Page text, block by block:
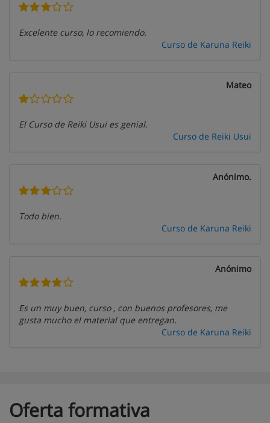
Excelente curso, lo recomiendo.
Curso de Karuna Reiki
Mateo
El Curso de Reiki Usui es genial.
Curso de Reiki Usui
Anónimo.
Todo bien.
Curso de Karuna Reiki
Anónimo
Es un muy buen, curso , con buenos profesores, me
gusta mucho el material que entregan.
Curso de Karuna Reiki
Oferta formativa